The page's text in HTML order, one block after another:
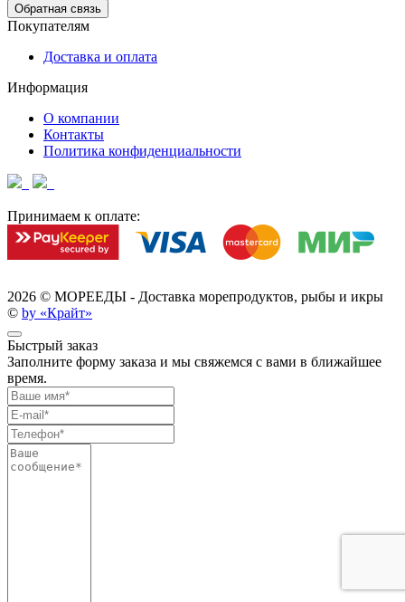
Обратная связь
Покупателям
Доставка и оплата
Информация
О компании
Контакты
Политика конфиденциальности
Принимаем к оплате:
2026 © МОРЕЕДЫ - Доставка морепродуктов, рыбы и икры
© by «Крайт»
Быстрый заказ
Заполните форму заказа и мы свяжемся с вами в ближайшее
время.